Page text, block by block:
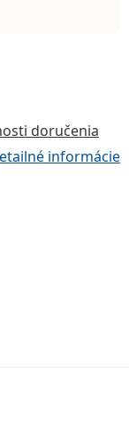
doručenia
informácie